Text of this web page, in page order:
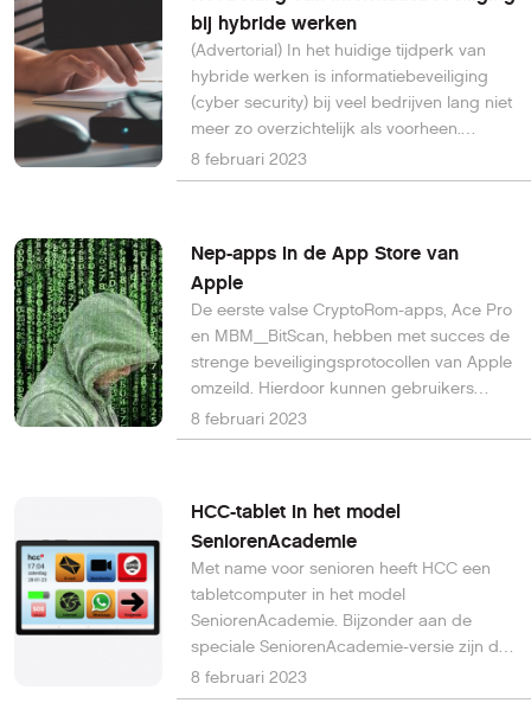
bij hybride werken
(Advertorial) In het huidige tijdperk van
hybride werken is informatiebeveiliging
(cyber security) bij veel bedrijven lang niet
meer zo overzichtelijk als voorheen.
Werknemers werken namelijk deels op
kantoor en deels op andere plekken en
8 februari 2023
Nep-apps in de App Store van
Apple
De eerste valse CryptoRom-apps, Ace Pro
en MBM_BitScan, hebben met succes de
strenge beveiligingsprotocollen van Apple
omzeild. Hierdoor kunnen gebruikers
financieel worden opgelicht, zo meldt
Sophos.
8 februari 2023
HCC-tablet in het model
SeniorenAcademie
Met name voor senioren heeft HCC een
tabletcomputer in het model
SeniorenAcademie. Bijzonder aan de
speciale SeniorenAcademie-versie zijn de
twee speciaal toegevoegde
pictogrammen. HCC-leden kunnen deze
8 februari 2023